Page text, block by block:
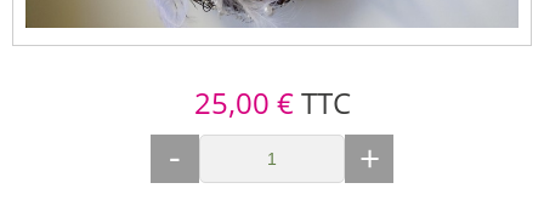
25,00 €TTC
- +